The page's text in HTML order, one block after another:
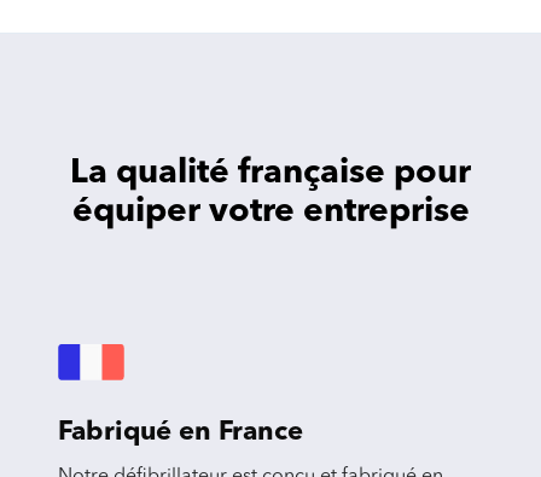
La qualité française pour
équiper votre entreprise
Fabriqué en France